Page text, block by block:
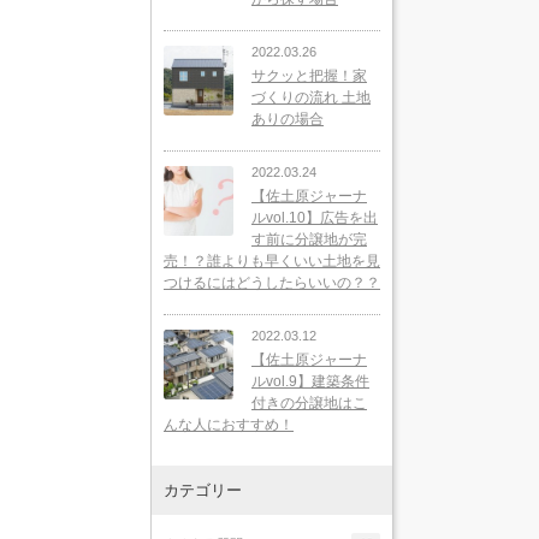
2022.03.26
サクッと把握！家
づくりの流れ 土地
ありの場合
2022.03.24
【佐土原ジャーナ
ルvol.10】広告を出
す前に分譲地が完
売！？誰よりも早くいい土地を見
つけるにはどうしたらいいの？？
2022.03.12
【佐土原ジャーナ
ルvol.9】建築条件
付きの分譲地はこ
んな人におすすめ！
カテゴリー